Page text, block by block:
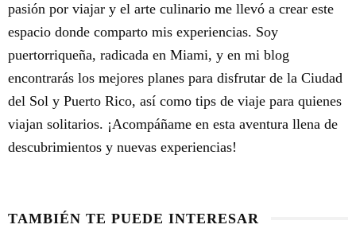
pasión por viajar y el arte culinario me llevó a crear este
espacio donde comparto mis experiencias. Soy
puertorriqueña, radicada en Miami, y en mi blog
encontrarás los mejores planes para disfrutar de la Ciudad
del Sol y Puerto Rico, así como tips de viaje para quienes
viajan solitarios. ¡Acompáñame en esta aventura llena de
descubrimientos y nuevas experiencias!
TAMBIÉN TE PUEDE INTERESAR